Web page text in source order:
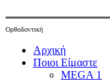
Ορθοδοντική
Close
Menu
Αρχική
Ποιοι Είμαστε
MEGA 1